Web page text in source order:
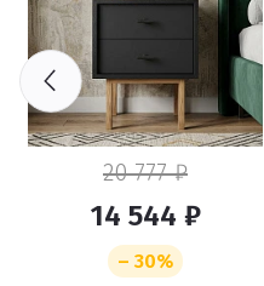
20 777 ₽
14 544 ₽
– 30%